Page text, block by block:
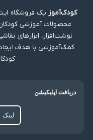
کودک‌آموز یک فروشگاه
محصولات آموزشی
نوشت‌افزار، ابزارهای
کمک‌آموزشی با هدف ایجاد
دریافت اپلیکیشن